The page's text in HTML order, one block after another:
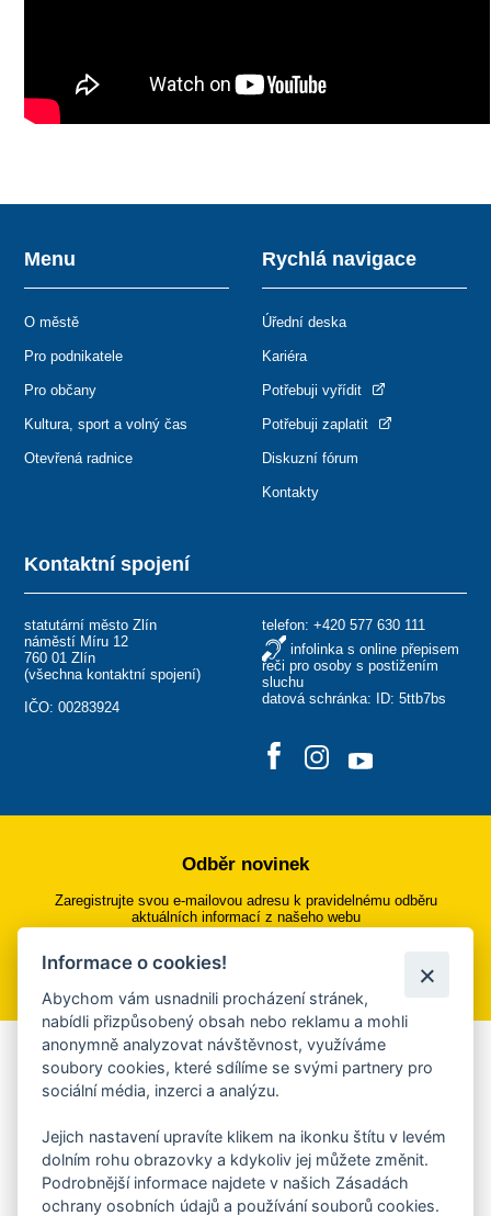
Kontaktní spojení
statutární město Zlín
náměstí Míru 12
760 01 Zlín
(všechna kontaktní spojení)
IČO: 00283924
telefon: +420 577 630 111
infolinka s online přepisem
řeči pro osoby s postižením
sluchu
datová schránka: ID: 5ttb7bs
Menu
O městě
Pro podnikatele
Pro občany
Kultura, sport a volný čas
Otevřená radnice
Rychlá navigace
Úřední deska
Kariéra
Potřebuji vyřídit
Potřebuji zaplatit
Diskuzní fórum
Kontakty
Odběr novinek
Zaregistrujte svou e-mailovou adresu k pravidelnému odběru
aktuálních informací z našeho webu
Přihlásit se k odběru
Aplikace Mobilní rozhlas
Chcete dostávat do svého mobilu či mailu upozornění na
ankety, pozvánky na kulturní a sportovní akce?
Více informací o aplikaci
Informace o cookies!
Abychom vám usnadnili procházení stránek,
nabídli přizpůsobený obsah nebo reklamu a mohli
anonymně analyzovat návštěvnost, využíváme
soubory cookies, které sdílíme se svými partnery pro
sociální média, inzerci a analýzu.
Jejich nastavení upravíte klikem na ikonku štítu v levém
dolním rohu obrazovky a kdykoliv jej můžete změnit.
Podrobnější informace najdete v našich Zásadách
ochrany osobních údajů a používání souborů cookies.